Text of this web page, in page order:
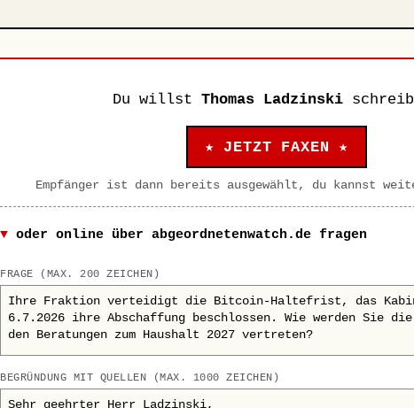
Du willst Thomas Ladzinski
★ JETZT FAXEN ★
Empfänger ist dann bereits ausgewählt, du kannst
oder online über abgeordnetenwatch.de fragen
FRAGE (MAX. 200 ZEICHEN)
BEGRÜNDUNG MIT QUELLEN (MAX. 1000 ZEICHEN)